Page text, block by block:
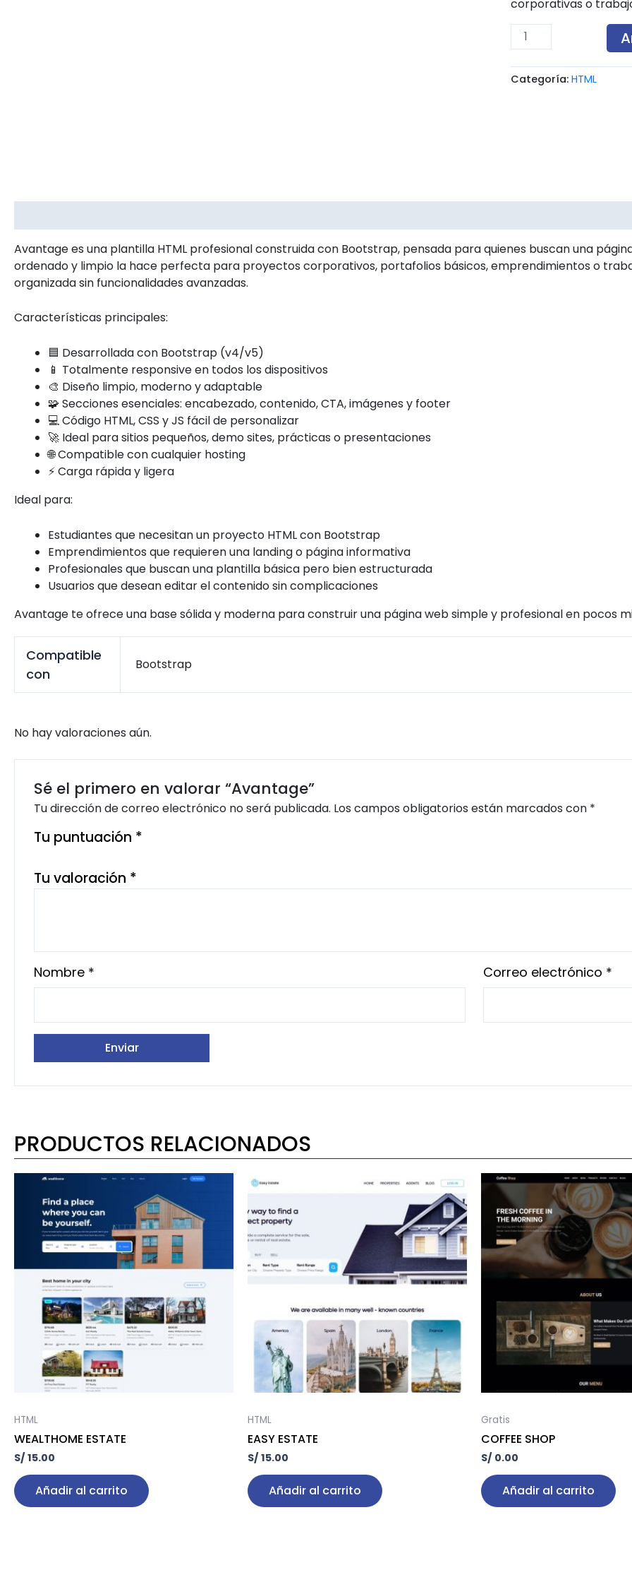
corporativas o
Categoría:HTML
Avantage es una plantilla HTML profesional construida con Bootstrap, pensada para quienes buscan una
ordenado y limpio la hace perfecta para proyectos corporativos, portafolios básicos, emprendimientos o
organizada sin funcionalidades avanzadas.
Características principales:
🟦 Desarrollada con Bootstrap (v4/v5)
📱 Totalmente responsive en todos los dispositivos
🎨 Diseño limpio, moderno y adaptable
🧩 Secciones esenciales: encabezado, contenido, CTA, imágenes y footer
💻 Código HTML, CSS y JS fácil de personalizar
🚀 Ideal para sitios pequeños, demo sites, prácticas o presentaciones
🌐 Compatible con cualquier hosting
⚡ Carga rápida y ligera
Ideal para:
Estudiantes que necesitan un proyecto HTML con Bootstrap
Emprendimientos que requieren una landing o página informativa
Profesionales que buscan una plantilla básica pero bien estructurada
Usuarios que desean editar el contenido sin complicaciones
Avantage te ofrece una base sólida y moderna para construir una página web simple y profesional en pocos
Compatible
con
Bootstrap
No hay valoraciones aún.
Sé el primero en valorar “Avantage”
Tu dirección de correo electrónico no será publicada. Los campos obligatorios están marcados con *
Tu puntuación *
Tu valoración *
Nombre * Correo electrónico *
PRODUCTOS RELACIONADOS
HTML
WEALTHOME ESTATE
S/ 15.00
Añadir al carrito
HTML
EASY ESTATE
S/ 15.00
Añadir al carrito
Gratis
COFFEE SHOP
S/ 0.00
Añadir al carrito